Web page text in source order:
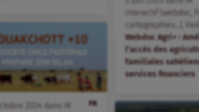
Interactif (webdoc,
cartographies...)
Webdoc Agri+ :
l’accès des
familiales
services financiers
FR
2024 dans